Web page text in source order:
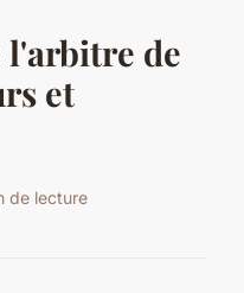
l'arbitre de
et
de lecture